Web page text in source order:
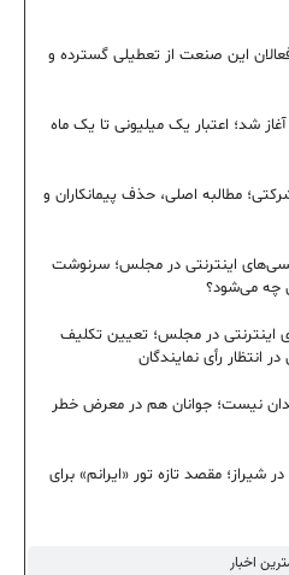
اخبار
این صنعت از تعطیلی گسترده و
شد؛ اعتبار یک میلیونی تا یک ماه
مطالبه اصلی، حذف پیمانکاران و
اینترنتی در مجلس؛ سرنوشت
چه می‌شود؟
اینترنتی در مجلس؛ تعیین تکلیف
رأی نمایندگان
نیست؛ جوانان هم در معرض خطر
شیراز؛ مقصد تازه تور «ایرانم» برای